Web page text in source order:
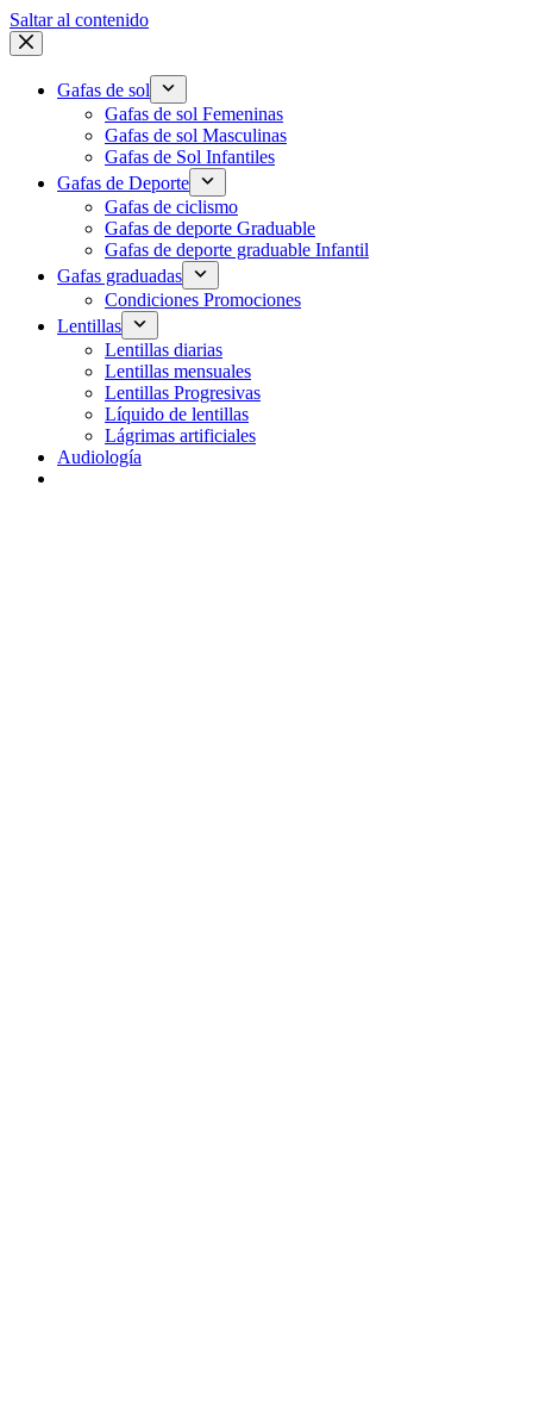
Saltar al contenido
Gafas de sol
Gafas de sol Femeninas
Gafas de sol Masculinas
Gafas de Sol Infantiles
Gafas de Deporte
Gafas de ciclismo
Gafas de deporte Graduable
Gafas de deporte graduable Infantil
Gafas graduadas
Condiciones Promociones
Lentillas
Lentillas diarias
Lentillas mensuales
Lentillas Progresivas
Líquido de lentillas
Lágrimas artificiales
Audiología